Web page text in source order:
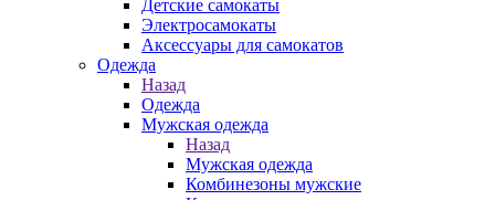
Детские самокаты
Электросамокаты
Аксессуары для самокатов
Одежда
Назад
Одежда
Мужская одежда
Назад
Мужская одежда
Комбинезоны мужские